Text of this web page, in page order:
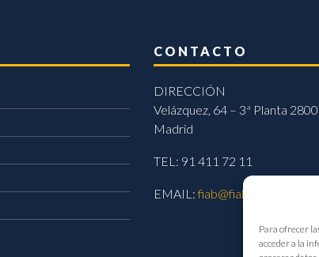
Para ofrecer
acceder a la
CONTACTO
DIRECCIÓN
Velázquez, 64 – 3ª Planta
Madrid
TEL: 91 411 72 11
EMAIL:fiab@fiab.es